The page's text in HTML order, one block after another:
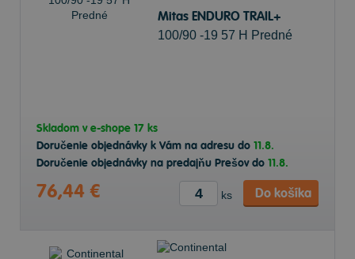
Mitas ENDURO TRAIL+
100/90 -19 57 H Predné
Skladom ve-shope 17 ks
Doručenie objednávky k Vám na adresu do 11.8.
Doručenie objednávky na predajňu Prešov do 11.8.
76,44 € ks Do košíka